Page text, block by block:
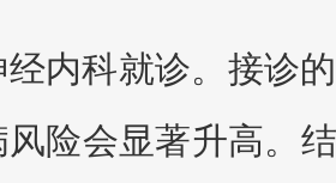
内科就诊。接诊
险会显著升高。